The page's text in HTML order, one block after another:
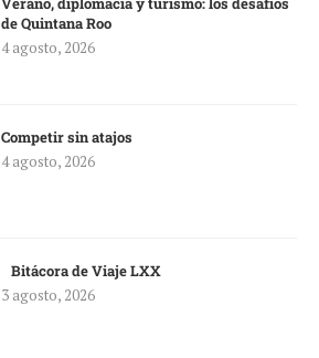
de Quintana Roo
4 agosto, 2026
Competir sin atajos
4 agosto, 2026
Bitácora de Viaje LXX
3 agosto, 2026